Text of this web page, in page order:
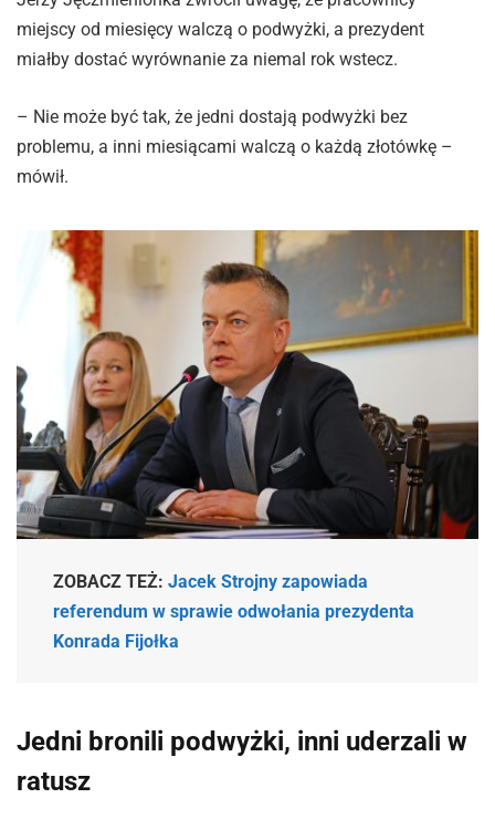
miejscy od miesięcy walczą o podwyżki, a prezydent
miałby dostać wyrównanie za niemal rok wstecz.
– Nie może być tak, że jedni dostają podwyżki bez
problemu, a inni miesiącami walczą o każdą złotówkę –
mówił.
ZOBACZ TEŻ:Jacek Strojny zapowiada
referendum w sprawie odwołania prezydenta
Konrada Fijołka
Jedni bronili podwyżki, inni uderzali w
ratusz